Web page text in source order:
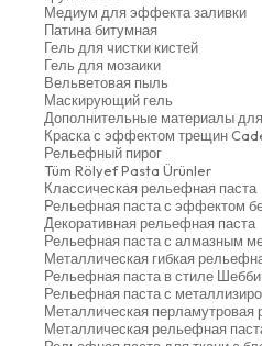
Медиум для эффекта заливки
Патина битумная
Гель для чистки кистей
Гель для мозаики
Вельветовая пыль
Маскирующий гель
Дополнительные материалы
Краска с эффектом трещин
Рельефный пирог
Tüm Rölyef Pasta Ürünler
Классическая рельефная паста
Рельефная паста с эффектом
Декоративная рельефная паста
Рельефная паста с алмазным
Металлическая гибкая
Рельефная паста в стиле
Рельефная паста с
Металлическая
Металлическая рельефная